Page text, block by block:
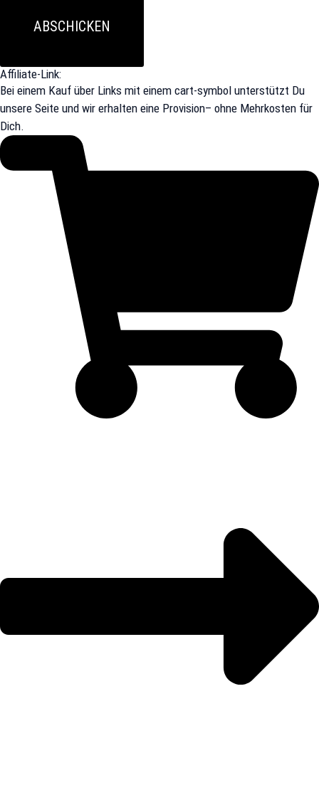
ABSCHICKEN
Affiliate-Link:
Bei einem Kauf über Links mit einem cart-symbol unterstützt Du
unsere Seite und wir erhalten eine Provision– ohne Mehrkosten für
Dich.